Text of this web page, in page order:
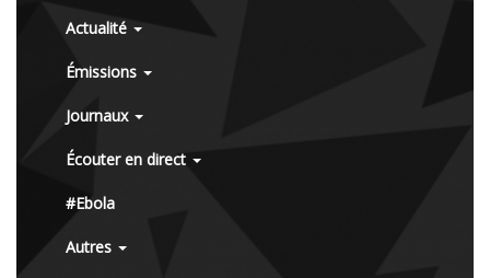
Actualité
Émissions
Journaux
Écouter en direct
#Ebola
Autres